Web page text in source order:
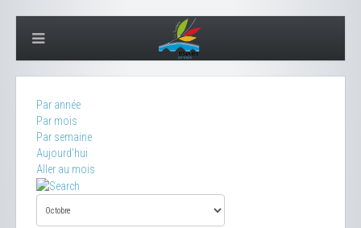
Par année
Par mois
Par semaine
Aujourd'hui
Aller au mois